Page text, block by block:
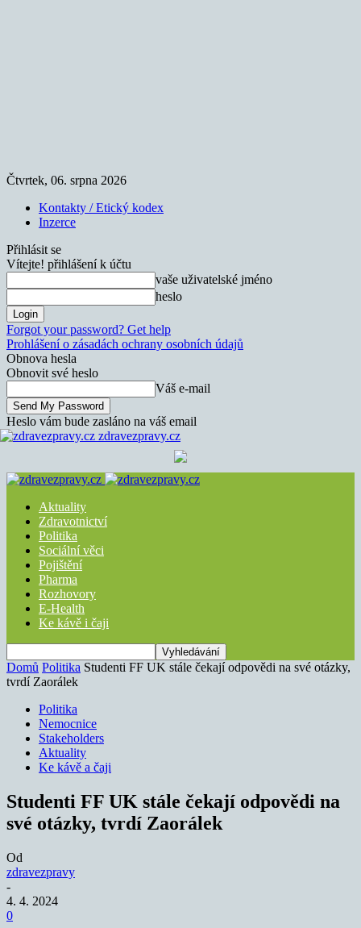
Čtvrtek, 06. srpna 2026
Kontakty / Etický kodex
Inzerce
Přihlásit se
Vítejte! přihlášení k účtu
vaše uživatelské jméno
heslo
Forgot your password? Get help
Prohlášení o zásadách ochrany osobních údajů
Obnova hesla
Obnovit své heslo
Váš e-mail
Heslo vám bude zasláno na váš email
zdravezpravy.cz
Aktuality
Zdravotnictví
Politika
Sociální věci
Pojištění
Pharma
Rozhovory
E-Health
Ke kávě i čaji
Domů Politika Studenti FF UK stále čekají odpovědi na své otázky,
tvrdí Zaorálek
Politika
Nemocnice
Stakeholders
Aktuality
Ke kávě a čaji
Studenti FF UK stále čekají odpovědi na
své otázky, tvrdí Zaorálek
Od
zdravezpravy
-
4. 4. 2024
0